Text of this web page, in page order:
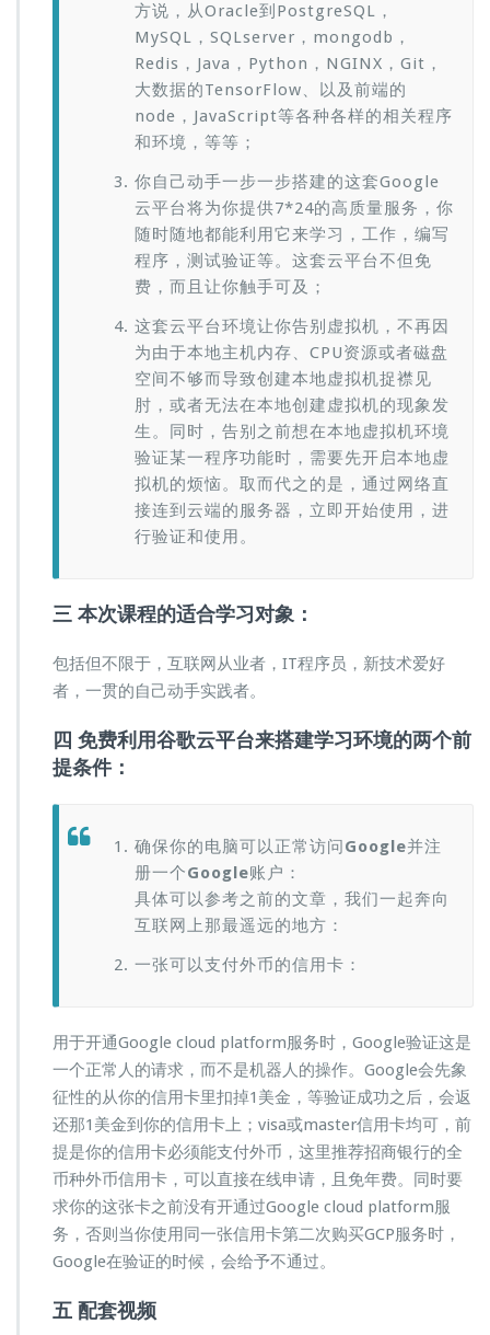
方说，从Oracle到 PostgreSQL ，
MySQL ， SQLserver ， mongodb ，
Redis ， Java ， Python ， NGINX ， Git ，
大数据的TensorFlow、以及前端的
node ， JavaScript等各种各样的相关程序
和环境，等等；
你自己动手一步一步搭建的这套Google
云平台将为你提供7*24的高质量服务，你
随时随地都能利用它来学习，工作，编写
程序，测试验证等。这套云平台不但免
费，而且让你触手可及；
这套云平台环境让你告别虚拟机，不再因
为由于本地主机内存、 CPU资源或者磁盘
空间不够而导致创建本地虚拟机捉襟见
肘，或者无法在本地创建虚拟机的现象发
生。同时，告别之前想在本地虚拟机环境
验证某一程序功能时，需要先开启本地虚
拟机的烦恼。取而代之的是，通过网络直
接连到云端的服务器，立即开始使用，进
行验证和使用。
三 本次课程的适合学习对象：
包括但不限于，互联网从业者，IT程序员，新技术爱好
者，一贯的自己动手实践者。
四 免费利用谷歌云平台来搭建学习环境的两个前
提条件：
确保你的电脑可以正常访问 Google并注
册一个Google账户：
具体可以参考之前的文章，我们一起奔向
互联网上那最遥远的地方：
一张可以支付外币的信用卡：
用于开通Google cloud platform服务时，Google验证这是
一个正常人的请求，而不是机器人的操作。Google会先象
征性的从你的信用卡里扣掉1美金，等验证成功之后，会返
还那1美金到你的信用卡上；visa或master信用卡均可，前
提是你的信用卡必须能支付外币，这里推荐招商银行的全
币种外币信用卡，可以直接在线申请，且免年费。同时要
求你的这张卡之前没有开通过Google cloud platform服
务，否则当你使用同一张信用卡第二次购买GCP服务时，
Google在验证的时候，会给予不通过。
五 配套视频